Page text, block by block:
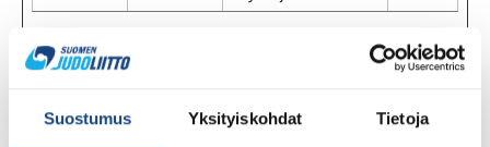
Suostumus Yksityiskohdat Tietoja
Tilastot (2)
Tilastoevästeet auttavat sivuston omistajia